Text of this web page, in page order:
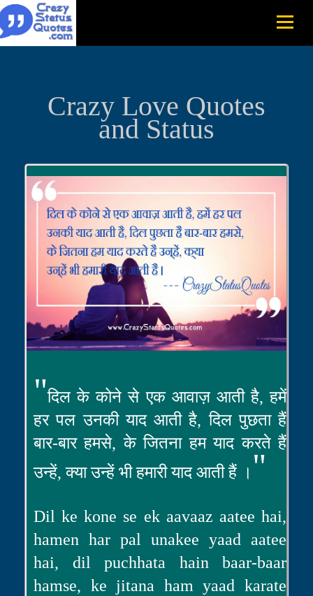
Crazy Love Quotes
and Status
"दिल के कोने से एक आवाज़ आती है, हमें
हर पल उनकी याद आती है, दिल पुछता हैं
बार-बार हमसे, के जितना हम याद करते हैं
उन्हें, क्या उन्हें भी हमारी याद आती हैं । "
Dil ke kone se ek aavaaz aatee hai,
hamen har pal unakee yaad aatee
hai, dil puchhata hain baar-baar
hamse, ke jitana ham yaad karate